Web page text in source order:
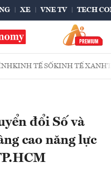
XE VNE TV TECH
KINH TẾ SỐKINH TẾ XANH
đổi Số và
cao năng lực